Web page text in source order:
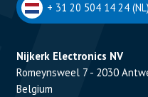
+ 31 20 504 14 24 (NL)
Nijkerk Electronics NV
Romeynsweel 7 - 2030
Belgium